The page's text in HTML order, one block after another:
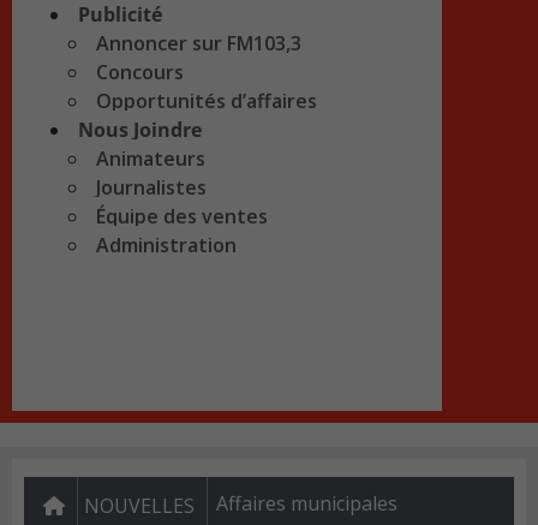
Publicité
Annoncer sur FM103,3
Concours
Opportunités d’affaires
Nous Joindre
Animateurs
Journalistes
Équipe des ventes
Administration
NOUVELLES Affaires municipales